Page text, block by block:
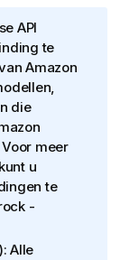
API
te
Amazon
die
meer
u
te
-
: Alle